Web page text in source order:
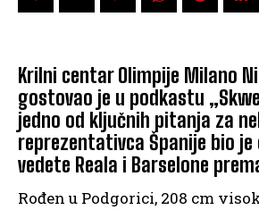
Krilni centar Olimpije Milano
gostovao je u podkastu
jedno od ključnih pitanja za
reprezentativca Španije bio je
vedete Reala i Barselone
Rođen u Podgorici, 208 cm